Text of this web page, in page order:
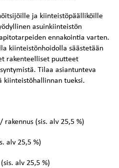
ja kiinteistöpäälliköille
asuinkiinteistön
ennakointia varten.
kiinteistönhoidolla säästetään
rakenteelliset puutteet
Tilaa asiantunteva
kiinteistöhallinnan tueksi.
(sis. alv 25,5 %)
alv 25,5 %)
alv 25,5 %)